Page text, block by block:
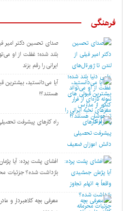
فرهنگی
صدای تحسین دکتر امیر
بلند شده؛ غفلت از او
ایرانی را رقم بزند
آیا می‌دانستید، بیشترین
هستند؟!
راه کارهای پیشرفت
افشای پشت پرده: آیا
بازداشت شده؟ جزئیات
معرفی بچه کلاهبردار و